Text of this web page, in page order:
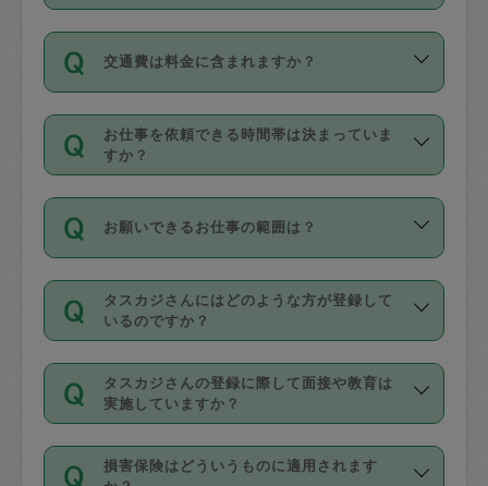
がっていく仕組みになっています。
Diners Club）のみとなります。
を行う際にご入力ください。プロフィー
ル登録時にはご入力いただかなくても大
丈夫です。
デビットカード・プリペイドカード（Vプ
リカ、au WALLETなど）は支払にはご利
銀行振込や現金払いも対応していませ
なお、タスカジさんの交通費も、依頼料
金のご請求と合わせてお支払いとなりま
動計算で表示されます。
依頼には「スポット」と「定期（毎週｜
隔週）」があり、「定期」の依頼は「ス
ポット」よりお得な料金でご利用できま
す。
定期の最低利用回数は設けていない代わ
りに、一定数を超えたキャンセルは有償
（例：毎週定期の場合は３回以上のキャ
ンセルが有償（1200円、隔週定期の場合
は２回以上のキャンセルが有償（1200
交通費は料金に含まれますか？
交通費は依頼料金とは別途発生し、依頼
料金のご請求と合わせてお支払いとなり
ます。交通費の金額は「依頼の詳細」に
お仕事を依頼できる時間帯は決まっていま
すか？
時間帯は3種類あります。いずれも１回あ
たり３時間です。
・ＡＭ ９時～１２時
・ＰＭ １３時～１６時
・夜 １８時～２１時
開始時間を２時間前後変更することが可
能です。依頼送信後、個別にタスカジさ
んにメッセージを送り調整してくださ
お願いできるお仕事の範囲は？
掃除、整理収納、洗濯、買い物、料理、
作り置きです。タスカジさんによってで
きる仕事の範囲が異なりますので、依頼
する前にタスカジさんのプロフィールで
確認してください。
基本的に、高所での作業や危険作業、屋
外での作業は対象外です。
タスカジさんにはどのような方が登録して
いるのですか？
主婦として長年の家事経験をお持ちの
方、栄養士・調理師といった資格者で保
育園や学校の給食やレストランで料理関
係の専門職に従事されていた方、日本で
タスカジさんの登録に際して面接や教育は
実施していますか？
応募の際に、各自事務局との面接と説明
を行っています。その後、身分証明書の
損害保険はどういうものに適用されます